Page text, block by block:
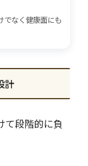
でなく健康面にも
計
て段階的に負